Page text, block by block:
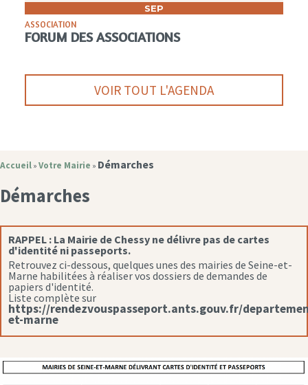
SEP
ASSOCIATION
FORUM DES ASSOCIATIONS
VOIR TOUT L'AGENDA
Accueil » Votre Mairie » Démarches
Démarches
RAPPEL : La Mairie de Chessy ne délivre pas de cartes
d'identité ni passeports.
Retrouvez ci-dessous, quelques unes des mairies de Seine-et-
Marne habilitées à réaliser vos dossiers de demandes de
papiers d'identité.
Liste complète sur
https://rendezvouspasseport.ants.gouv.fr/
et-marne